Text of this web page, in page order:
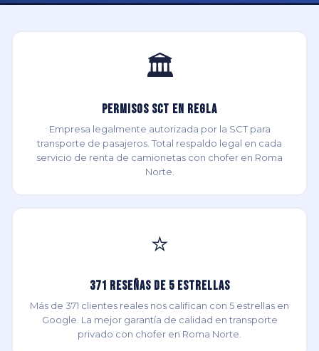
🏛️
Permisos SCT en Regla
Empresa legalmente autorizada por la SCT para
transporte de pasajeros. Total respaldo legal en cada
servicio de renta de camionetas con chofer en Roma
Norte.
⭐
371 Reseñas de 5 Estrellas
Más de 371 clientes reales nos califican con 5 estrellas en
Google. La mejor garantía de calidad en transporte
privado con chofer en Roma Norte.